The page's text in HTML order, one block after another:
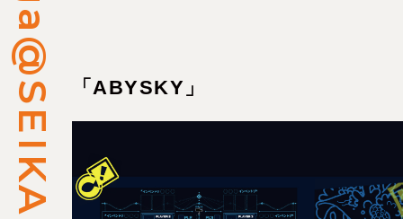
「ABYSKY」